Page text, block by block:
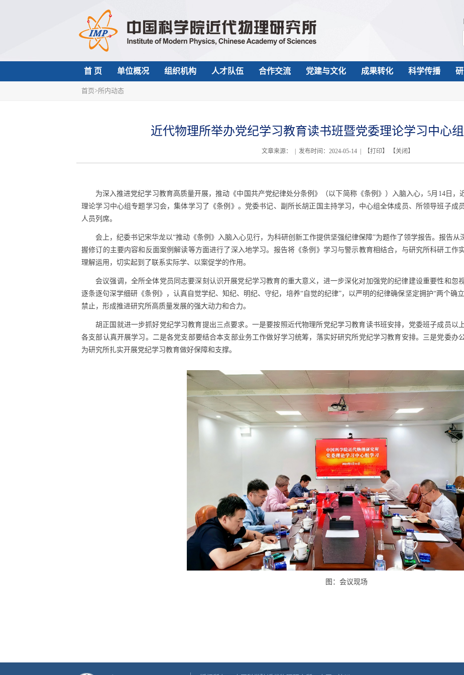
首 页 单位概况 组织机构 人才队伍 合作交流 党建与文化 成果转化 科学传播
首页>所内动态
近代物理所举办党纪学习教育读书班暨党委理论学习中心
文章来源： | 发布时间：2024-05-14 | 【打印】 【关闭 】
为深入推进党纪学习教育高质量开展，推动《中国共产党纪律处分条例》（以下简称《条例》）入脑入心，5月 14日，
理论学习中心组专题学习会，集体学习了《条例》。党委书记、副所长胡正国主持学习，中心组全体成员、所领导班子成
人员列席。
会上，纪委书记宋华龙以“推动《条例》入脑入心见行，为科研创新工作提供坚强纪律保障”为题作了领学报告。报告
握修订的主要内容和反面案例解读等方面进行了深入地学习。报告将《条例》学习与警示教育相结合，与研究所科研工作
理解运用，切实起到了联系实际学、以案促学的作用。
会议强调，全所全体党员同志要深刻认识开展党纪学习教育的重大意义，进一步深化对加强党的纪律建设重要性和忽
逐条逐句深学细研《条例》，认真自觉学纪、知纪、明纪、守纪，培养“自觉的纪律”，以严明的纪律确保坚定拥护“两个确
禁止，形成推进研究所高质量发展的强大动力和合力。
胡正国就进一步抓好党纪学习教育提出三点要求。一是要按照近代物理所党纪学习教育读书班安排，党委班子成员以
各支部认真开展学习。二是各党支部要结合本支部业务工作做好学习统筹，落实好研究所党纪学习教育安排。三是党委办
为研究所扎实开展党纪学习教育做好保障和支撑。
图：会议现场